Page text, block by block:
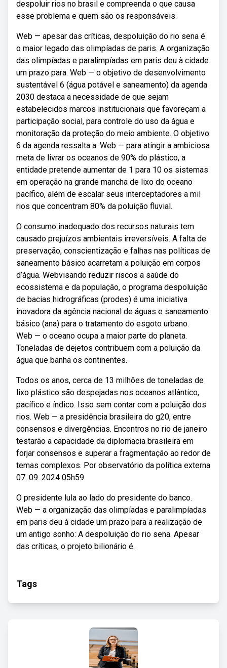
despoluir rios no brasil e compreenda o que causa
esse problema e quem são os responsáveis.
Web — apesar das críticas, despoluição do rio sena é
o maior legado das olimpíadas de paris. A organização
das olimpíadas e paralimpíadas em paris deu à cidade
um prazo para. Web — o objetivo de desenvolvimento
sustentável 6 (água potável e saneamento) da agenda
2030 destaca a necessidade de que sejam
estabelecidos marcos institucionais que favoreçam a
participação social, para controle do uso da água e
monitoração da proteção do meio ambiente. O objetivo
6 da agenda ressalta a. Web — para atingir a ambiciosa
meta de livrar os oceanos de 90% do plástico, a
entidade pretende aumentar de 1 para 10 os sistemas
em operação na grande mancha de lixo do oceano
pacífico, além de escalar seus interceptadores a mil
rios que concentram 80% da poluição fluvial.
O consumo inadequado dos recursos naturais tem
causado prejuízos ambientais irreversíveis. A falta de
preservação, conscientização e falhas nas políticas de
saneamento básico acarretam a poluição em corpos
d’água. Webvisando reduzir riscos a saúde do
ecossistema e da população, o programa despoluição
de bacias hidrográficas (prodes) é uma iniciativa
inovadora da agência nacional de águas e saneamento
básico (ana) para o tratamento do esgoto urbano.
Web — o oceano ocupa a maior parte do planeta.
Toneladas de dejetos contribuem com a poluição da
água que banha os continentes.
Todos os anos, cerca de 13 milhões de toneladas de
lixo plástico são despejadas nos oceanos atlântico,
pacífico e índico. Isso sem contar com a poluição dos
rios. Web — a presidência brasileira do g20, entre
consensos e divergências. Encontros no rio de janeiro
testarão a capacidade da diplomacia brasileira em
forjar consensos e superar a fragmentação ao redor de
temas complexos. Por observatório da política externa
07. 09. 2024 05h59.
O presidente lula ao lado do presidente do banco.
Web — a organização das olimpíadas e paralimpíadas
em paris deu à cidade um prazo para a realização de
um antigo sonho: A despoluição do rio sena. Apesar
das críticas, o projeto bilionário é.
Tags